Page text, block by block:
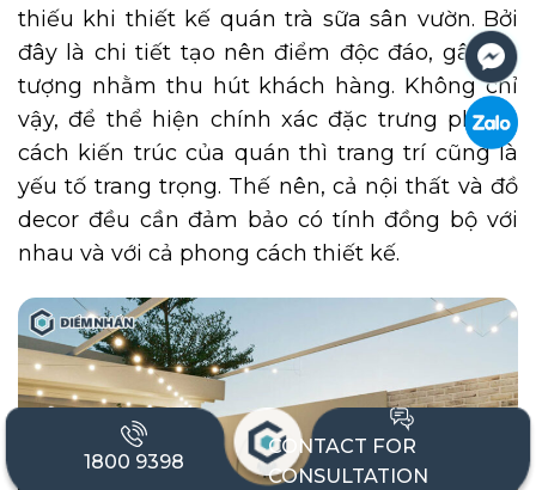
thiếu khi thiết kế quán trà sữa sân vườn. Bởi
đây là chi tiết tạo nên điểm độc đáo, gây ấn
tượng nhằm thu hút khách hàng. Không chỉ
vậy, để thể hiện chính xác đặc trưng phong
cách kiến trúc của quán thì trang trí cũng là
yếu tố trang trọng. Thế nên, cả nội thất và đồ
decor đều cần đảm bảo có tính đồng bộ với
nhau và với cả phong cách thiết kế.
1800 9398
CONTACT FOR
CONSULTATION